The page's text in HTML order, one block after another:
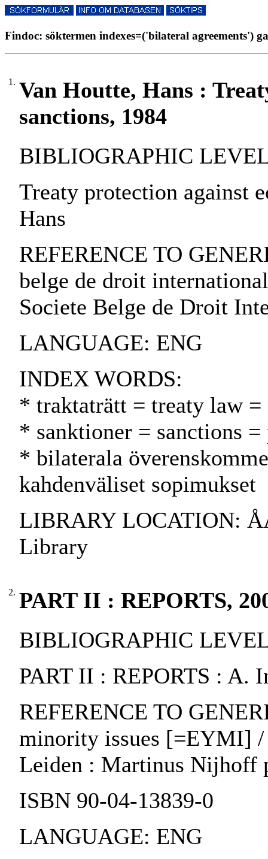
Findoc: söktermen indexes=('bilateral agreements')
1. Van Houtte, Hans :
sanctions, 1984
BIBLIOGRAPHIC
Treaty protection against
Hans
REFERENCE TO
belge de droit
Societe Belge de Droit
LANGUAGE: ENG
INDEX WORDS:
* traktaträtt = treaty law =
* sanktioner = sanctions =
* bilaterala
kahdenväliset sopimukset
LIBRARY LOCATION:
Library
2. PART II : REPORTS,
BIBLIOGRAPHIC
PART II : REPORTS : A.
REFERENCE TO
minority issues [=EYMI]
Leiden : Martinus Nijhoff
ISBN 90-04-13839-0
LANGUAGE: ENG